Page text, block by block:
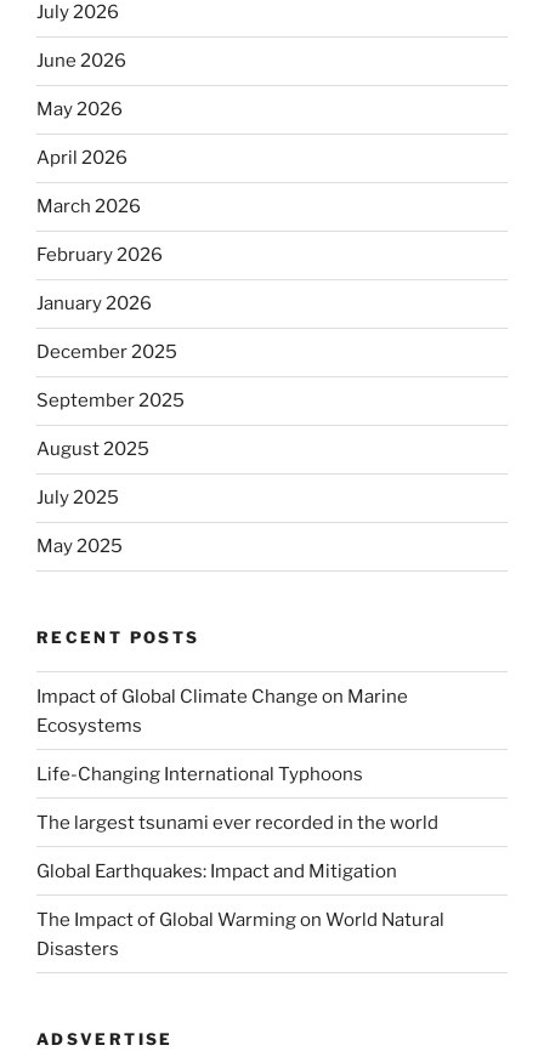
July 2026
June 2026
May 2026
April 2026
March 2026
February 2026
January 2026
December 2025
September 2025
August 2025
July 2025
May 2025
RECENT POSTS
Impact of Global Climate Change on Marine
Ecosystems
Life-Changing International Typhoons
The largest tsunami ever recorded in the world
Global Earthquakes: Impact and Mitigation
The Impact of Global Warming on World Natural
Disasters
ADSVERTISE